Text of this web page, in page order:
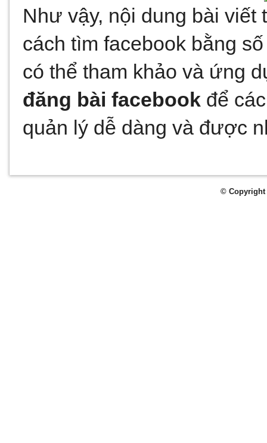
Như vậy, nội dung bài
cách tìm facebook bằng
có thể tham khảo và ứng
đăng bài facebook để
quản lý dễ dàng và được
© Copyright